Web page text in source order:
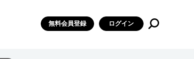
無料会員登録 ログイン